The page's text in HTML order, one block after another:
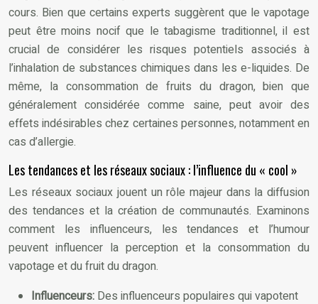
cours. Bien que certains experts suggèrent que le vapotage
peut être moins nocif que le tabagisme traditionnel, il est
crucial de considérer les risques potentiels associés à
l’inhalation de substances chimiques dans les e-liquides. De
même, la consommation de fruits du dragon, bien que
généralement considérée comme saine, peut avoir des
effets indésirables chez certaines personnes, notamment en
cas d’allergie.
Les tendances et les réseaux sociaux : l’influence du « cool »
Les réseaux sociaux jouent un rôle majeur dans la diffusion
des tendances et la création de communautés. Examinons
comment les influenceurs, les tendances et l’humour
peuvent influencer la perception et la consommation du
vapotage et du fruit du dragon.
Influenceurs: Des influenceurs populaires qui vapotent